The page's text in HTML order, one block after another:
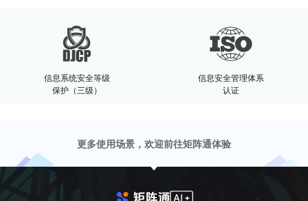
信息系统安全等级
保护（三级）
信息安全管理体系
认证
更多使用场景，欢迎前往矩阵通体验